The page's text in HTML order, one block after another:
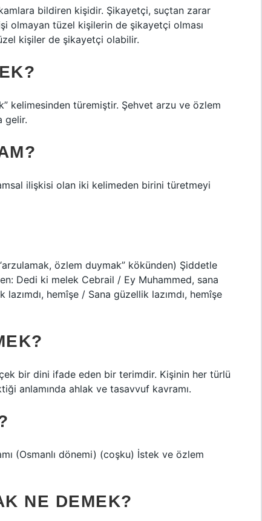
bildiren kişidir. Şikayetçi, suçtan zarar
olmayan tüzel kişilerin de şikayetçi olması
kişiler de şikayetçi olabilir.
kelimesinden türemiştir. Şehvet arzu ve özlem
gelir.
ilişkisi olan iki kelimeden birini türetmeyi
Dedi ki melek Cebrail / Ey Muhammed, sana
hemîşe / Sana güzellik lazımdı, hemîşe
bir dini ifade eden bir terimdir. Kişinin her türlü
anlamında ahlak ve tasavvuf kavramı.
(Osmanlı dönemi) (coşku) İstek ve özlem
NE DEMEK?